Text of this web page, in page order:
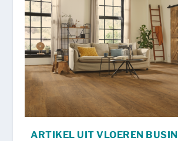
ARTIKEL UIT VLOEREN